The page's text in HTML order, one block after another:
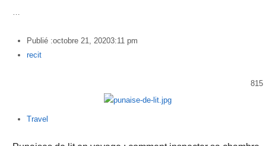
…
Publié :octobre 21, 20203:11 pm
Author
recit
815
Travel